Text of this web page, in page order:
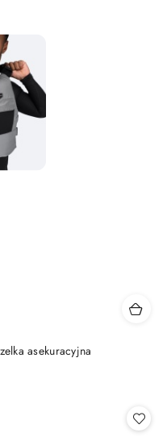
asekuracyjna